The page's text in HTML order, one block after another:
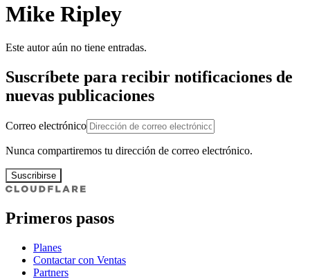
Mike Ripley
Este autor aún no tiene entradas.
Suscríbete para recibir notificaciones de
nuevas publicaciones
Correo electrónico
Nunca compartiremos tu dirección de correo electrónico.
Suscribirse
Primeros pasos
Planes
Contactar con Ventas
Partners